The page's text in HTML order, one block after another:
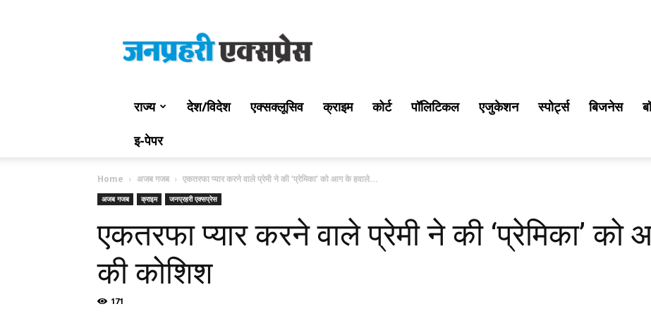
Prahari
Express
राज्य देश/विदेश एक्सक्लूसिव क्राइम कोर्ट पॉलिटिकल एजुकेशन स्पोर्ट्स बिजनेस
इ-पेपर
Home अजब गजब एकतरफा प्यार करने वाले प्रेमी ने की ‘प्रेमिका’ को आग के हवाले...
अजब गजब क्राइम जनप्रहरी एक्सप्रेस
एकतरफा प्यार करने वाले प्रेमी ने की ‘प्रेमिका’
की कोशिश
171